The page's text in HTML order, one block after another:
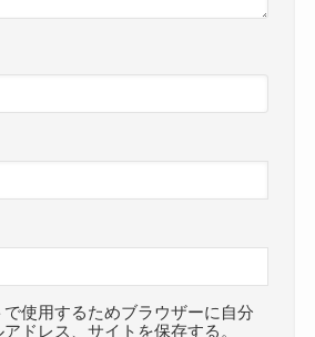
使用するためブラウザーに自分
ドレス、サイトを保存する。